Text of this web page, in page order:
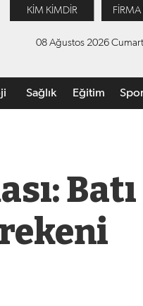
KİM KİMDİR FİRMA
08 Ağustos 2026
Sağlık Eğitim
Batı